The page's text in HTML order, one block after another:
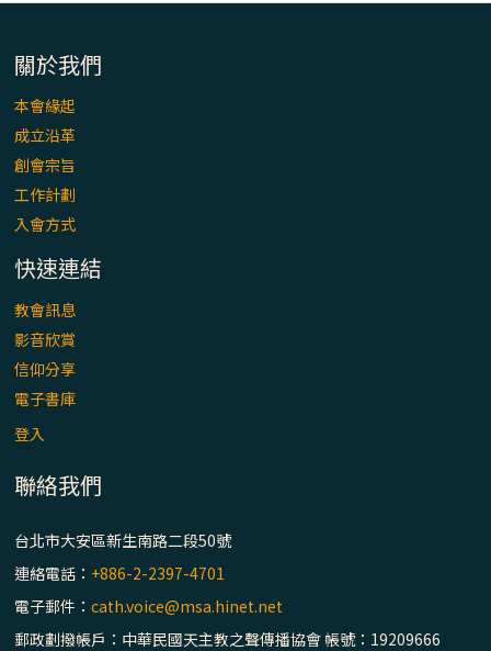
關於我們
本會緣起
成立沿革
創會宗旨
工作計劃
入會方式
快速連結
教會訊息
影音欣賞
信仰分享
電子書庫
登入
聯絡我們
台北市大安區新生南路二段50號
連絡電話： +886-2-2397-4701
電子郵件：cath.voice@msa.hinet.net
郵政劃撥帳戶：中華民國天主教之聲傳播協會 帳號：19209666